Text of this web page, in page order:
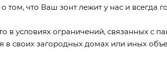
что Ваш зонт лежит у нас и всегда
в условиях ограничений, связанных с
в своих загородных домах или иных